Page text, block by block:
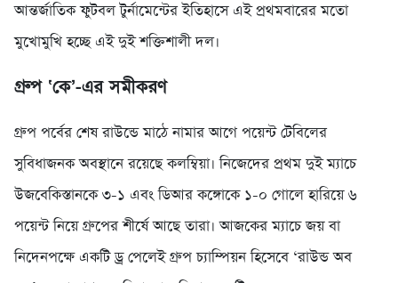
আন্তর্জাতিক ফুটবল টুর্নামেন্টের ইতিহাসে এই প্রথমবারের মতো
মুখোমুখি হচ্ছে এই দুই শক্তিশালী দল।
গ্রুপ ‘কে’-এর সমীকরণ
গ্রুপ পর্বের শেষ রাউন্ডে মাঠে নামার আগে পয়েন্ট টেবিলের
সুবিধাজনক অবস্থানে রয়েছে কলম্বিয়া। নিজেদের প্রথম দুই ম্যাচে
উজবেকিস্তানকে ৩-১ এবং ডিআর কঙ্গোকে ১-০ গোলে হারিয়ে ৬
পয়েন্ট নিয়ে গ্রুপের শীর্ষে আছে তারা। আজকের ম্যাচে জয় বা
নিদেনপক্ষে একটি ড্র পেলেই গ্রুপ চ্যাম্পিয়ন হিসেবে ‘রাউন্ড অব